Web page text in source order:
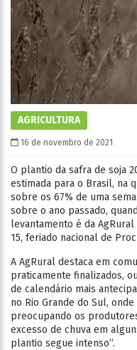
AGRICULTURA
16 de novembro de 2021
O plantio da safra de soja
estimada para o Brasil, na
sobre os 67% de uma
sobre o ano passado,
levantamento é da
15, feriado nacional de
A AgRural destaca em
praticamente finalizados,
de calendário mais
no Rio Grande do Sul,
preocupando os
excesso de chuva em
plantio segue intenso”.